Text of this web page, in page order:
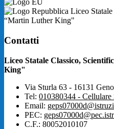
Liceo
“Martin Luther King"
Contatti
Liceo Statale Classico,
King"
Via Sturla 63 - 16131
Tel: 010380344 - Cellulare
Email:
PEC:
C.F.: 80052010107